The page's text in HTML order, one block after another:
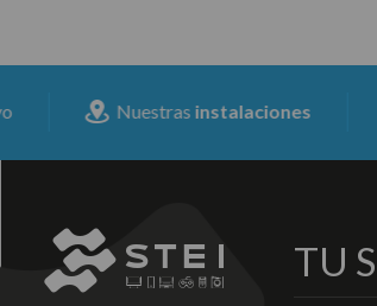
Nuestrasinstalaciones
TU